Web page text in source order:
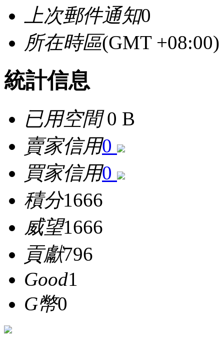
上次郵件通知0
所在時區(GMT
統計信息
已用空間0 B
賣家信用0
買家信用0
積分1666
威望1666
貢獻796
Good1
G幣0